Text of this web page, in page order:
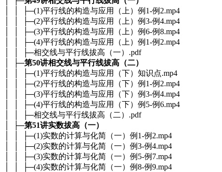
│ │ ├─(1)平行线的构造与应用（上）例1-例2.mp4
│ │ ├─(2)平行线的构造与应用（上）例3-例4.mp4
│ │ ├─(3)平行线的构造与应用（上）例6-例8.mp4
│ │ ├─(4)平行线的构造与应用（上）例1-例2.mp4
│ │ ├─相交线与平行线拔高（一）.pdf
│ ├─第50讲相交线与平行线拔高（二）
│ │ ├─(1)平行线的构造与应用（下）知识点.mp4
│ │ ├─(2)平行线的构造与应用（下）例1-例2.mp4
│ │ ├─(3)平行线的构造与应用（下）例3-例4.mp4
│ │ ├─(4)平行线的构造与应用（下）例5-例6.mp4
│ │ ├─相交线与平行线拔高（二）.pdf
│ ├─第51讲实数拔高（一）
│ │ ├─(1)实数的计算与化简（一）例1-例2.mp4
│ │ ├─(2)实数的计算与化简（一）例3-例4.mp4
│ │ ├─(3)实数的计算与化简（一）例5-例7.mp4
│ │ ├─(4)实数的计算与化简（一）例8-例9.mp4